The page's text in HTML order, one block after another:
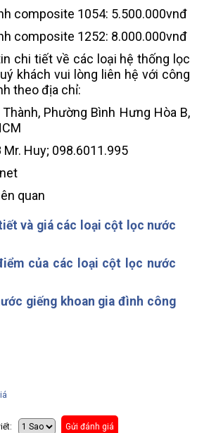
composite 1054: 5.500.000vnđ
composite 1252: 8.000.000vnđ
chi tiết về các loại hệ thống lọc
khách vui lòng liên hệ với công
theo địa chỉ:
Phường Bình Hưng Hòa B,
Huy; 098.6011.995
quan
và giá các loại cột lọc nước
của các loại cột lọc nước
giếng khoan gia đình công
Gửi đánh giá